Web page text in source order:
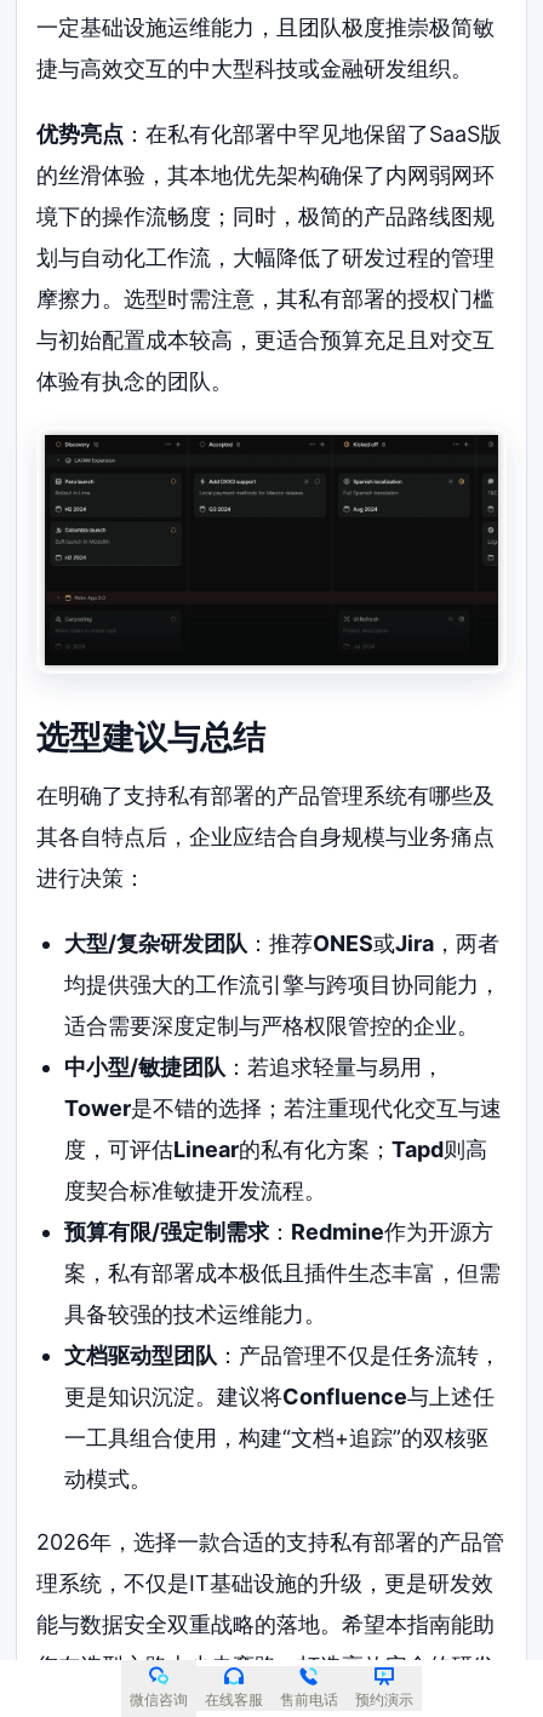
一定基础设施运维能力，且团队极度推崇极简敏
捷与高效交互的中大型科技或金融研发组织。
优势亮点 ：在私有化部署中罕见地保留了SaaS版
的丝滑体验，其本地优先架构确保了内网弱网环
境下的操作流畅度；同时，极简的产品路线图规
划与自动化工作流，大幅降低了研发过程的管理
摩擦力。选型时需注意，其私有部署的授权门槛
与初始配置成本较高，更适合预算充足且对交互
体验有执念的团队。
选型建议与总结
在明确了支持私有部署的产品管理系统有哪些及
其各自特点后，企业应结合自身规模与业务痛点
进行决策：
大型/复杂研发团队 ：推荐ONES或Jira，两者
均提供强大的工作流引擎与跨项目协同能力，
适合需要深度定制与严格权限管控的企业。
中小型/敏捷团队 ：若追求轻量与易用，
Tower是不错的选择；若注重现代化交互与速
度，可评估Linear的私有化方案； Tapd则高
度契合标准敏捷开发流程。
预算有限/强定制需求： Redmine作为开源方
案，私有部署成本极低且插件生态丰富，但需
具备较强的技术运维能力。
文档驱动型团队 ：产品管理不仅是任务流转，
更是知识沉淀。建议将Confluence与上述任
一工具组合使用，构建“文档+追踪”的双核驱
动模式。
2026年，选择一款合适的支持私有部署的产品管
理系统，不仅是IT基础设施的升级，更是研发效
能与数据安全双重战略的落地。希望本指南能助
您在选型之路上少走弯路，打造高效安全的研发
微信咨询 在线客服 售前电话 预约演示